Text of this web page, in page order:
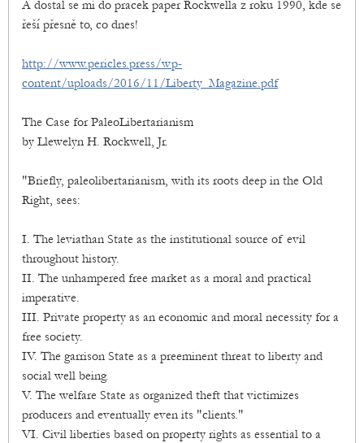
A dostal se mi do pracek paper Rockwella z roku 1990, kde se
řeší přesně to, co dnes!
http://www.pericles.press/wp-
content/uploads/2016/11/Liberty_Magazine.pdf
The Case for PaleoLibertarianism
by Llewelyn H. Rockwell, Jr.
"Briefly, paleolibertarianism, with its roots deep in the Old
Right, sees:
I. The leviathan State as the institutional source of evil
throughout history.
II. The unhampered free market as a moral and practical
imperative.
III. Private property as an economic and moral necessity for a
free society.
IV. The garrison State as a preeminent threat to liberty and
social well being.
V. The welfare State as organized theft that victimizes
producers and eventually even its "clients."
VI. Civil liberties based on property rights as essential to a